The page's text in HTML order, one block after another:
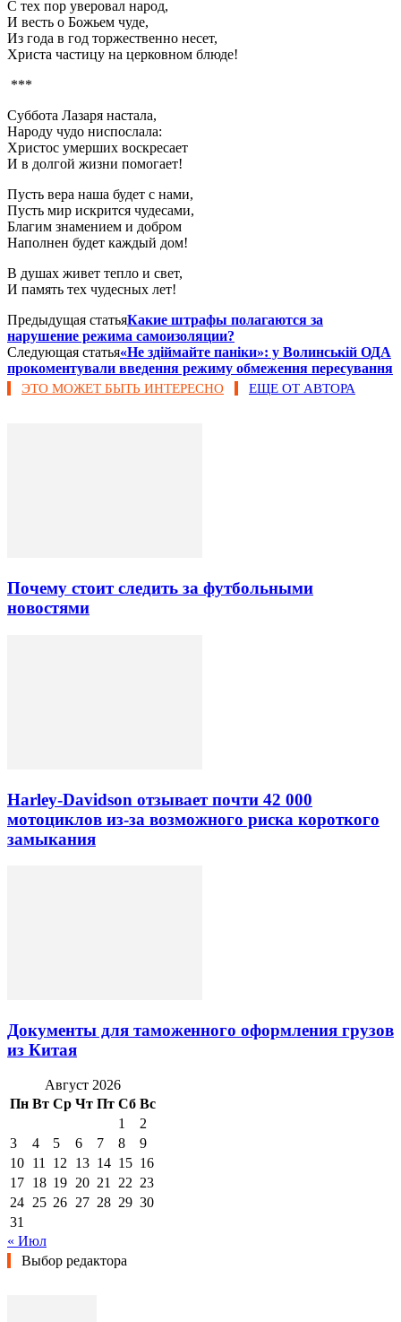
С тех пор уверовал народ,
И весть о Божьем чуде,
Из года в год торжественно несет,
Христа частицу на церковном блюде!
***
Суббота Лазаря настала,
Народу чудо ниспослала:
Христос умерших воскресает
И в долгой жизни помогает!
Пусть вера наша будет с нами,
Пусть мир искрится чудесами,
Благим знамением и добром
Наполнен будет каждый дом!
В душах живет тепло и свет,
И память тех чудесных лет!
Предыдущая статьяКакие штрафы полагаются за
нарушение режима самоизоляции?
Следующая статья«Не здіймайте паніки»: у Волинській ОДА
прокоментували введення режиму обмеження пересування
ЭТО МОЖЕТ БЫТЬ ИНТЕРЕСНО ЕЩЕ ОТ АВТОРА
Почему стоит следить за футбольными
новостями
Harley-Davidson отзывает почти 42 000
мотоциклов из-за возможного риска короткого
замыкания
Документы для таможенного оформления грузов
из Китая
Август 2026
Пн Вт Ср Чт Пт Сб Вс
1
2
3
4 5 6 7 8
9
10 11 12 13 14 15 16
17 18 19 20 21 22 23
24 25 26 27 28 29 30
31
« Июл
Выбор редактора